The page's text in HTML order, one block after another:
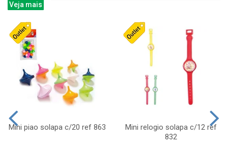
Veja mais
Mini piao solapa c/20 ref 863
Mini relogio solapa c/12 ref
832